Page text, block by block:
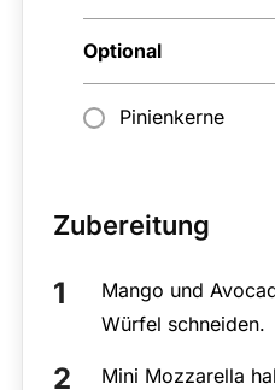
Optional
Pinienkerne
Zubereitung
Mango und
Würfel schneiden.
Mini Mozzarella